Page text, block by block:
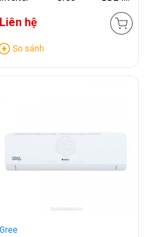
Liên hệ
So sánh
Gree